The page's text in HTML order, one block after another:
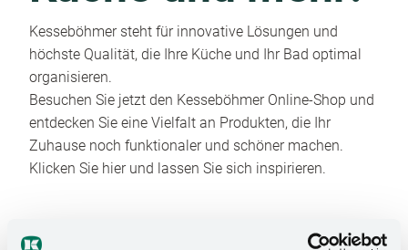
Kesseböhmer steht für innovative Lösungen und
höchste Qualität, die Ihre Küche und Ihr Bad optimal
organisieren.
Besuchen Sie jetzt den Kesseböhmer Online-Shop und
entdecken Sie eine Vielfalt an Produkten, die Ihr
Zuhause noch funktionaler und schöner machen.
Klicken Sie hier und lassen Sie sich inspirieren.